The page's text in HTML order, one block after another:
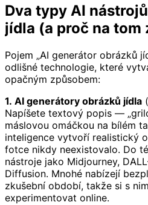
Dva typy AI
jídla (a proč na tom
Pojem „AI generátor obrázků
odlišné technologie, které
opačným způsobem:
1. AI generátory obrázků jídla
Napíšete textový popis —
máslovou omáčkou na bílém
inteligence vytvoří realistický
fotce nikdy neexistovalo. Do
nástroje jako Midjourney,
Diffusion. Mnohé nabízejí
zkušební období, takže si s
experimentovat online.